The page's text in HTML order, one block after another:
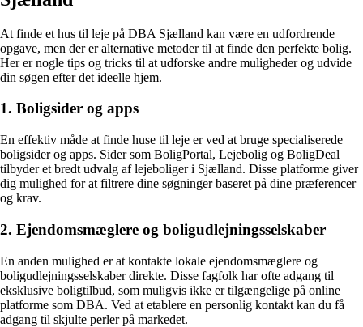
At finde et hus til leje på DBA Sjælland kan være en udfordrende
opgave, men der er alternative metoder til at finde den perfekte bolig.
Her er nogle tips og tricks til at udforske andre muligheder og udvide
din søgen efter det ideelle hjem.
1. Boligsider og apps
En effektiv måde at finde huse til leje er ved at bruge specialiserede
boligsider og apps. Sider som BoligPortal, Lejebolig og BoligDeal
tilbyder et bredt udvalg af lejeboliger i Sjælland. Disse platforme giver
dig mulighed for at filtrere dine søgninger baseret på dine præferencer
og krav.
2. Ejendomsmæglere og boligudlejningsselskaber
En anden mulighed er at kontakte lokale ejendomsmæglere og
boligudlejningsselskaber direkte. Disse fagfolk har ofte adgang til
eksklusive boligtilbud, som muligvis ikke er tilgængelige på online
platforme som DBA. Ved at etablere en personlig kontakt kan du få
adgang til skjulte perler på markedet.